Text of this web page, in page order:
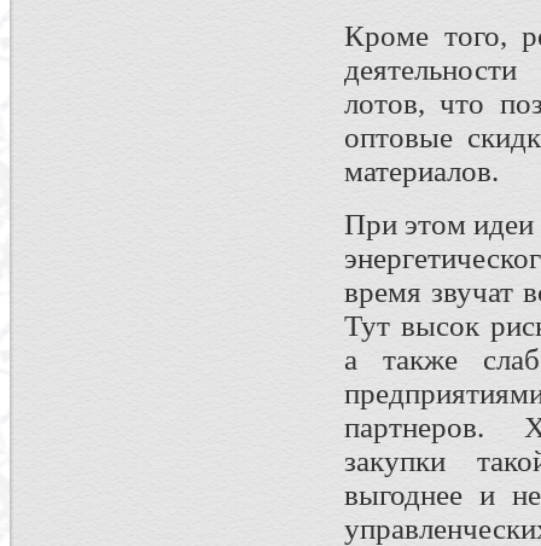
Кроме того,
лотов, что
оптовые
материалов.
При этом идеи
время звучат
Тут высок
а также
партнеров.
закупки
выгоднее и